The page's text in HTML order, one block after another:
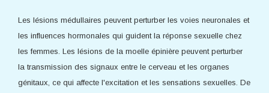
Les lésions médullaires peuvent perturber les voies neuronales et
les influences hormonales qui guident la réponse sexuelle chez
les femmes. Les lésions de la moelle épinière peuvent perturber
la transmission des signaux entre le cerveau et les organes
génitaux, ce qui affecte l'excitation et les sensations sexuelles. De